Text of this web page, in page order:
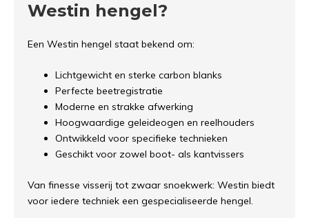
Westin hengel?
Een Westin hengel staat bekend om:
Lichtgewicht en sterke carbon blanks
Perfecte beetregistratie
Moderne en strakke afwerking
Hoogwaardige geleideogen en reelhouders
Ontwikkeld voor specifieke technieken
Geschikt voor zowel boot- als kantvissers
Van finesse visserij tot zwaar snoekwerk: Westin biedt
voor iedere techniek een gespecialiseerde hengel.